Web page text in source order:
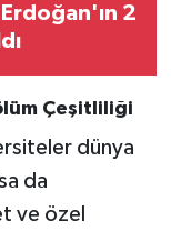
2
Çeşitliliği
dünya
da
ve özel